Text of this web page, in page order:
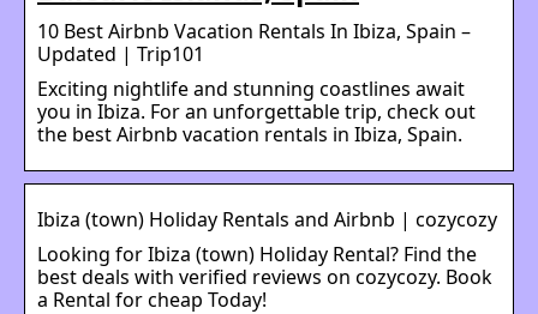
10 Best Airbnb Vacation Rentals In Ibiza, Spain –
Updated | Trip101
Exciting nightlife and stunning coastlines await
you in Ibiza. For an unforgettable trip, check out
the best Airbnb vacation rentals in Ibiza, Spain.
Ibiza (town) Holiday Rentals and Airbnb | cozycozy
Looking for Ibiza (town) Holiday Rental? Find the
best deals with verified reviews on cozycozy. Book
a Rental for cheap Today!